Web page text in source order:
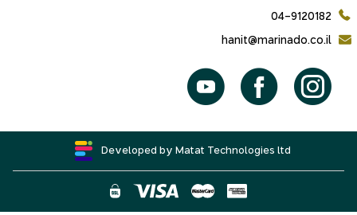
04-9120182
hanit@marinado.co.il
Developed by Matat Technologies ltd